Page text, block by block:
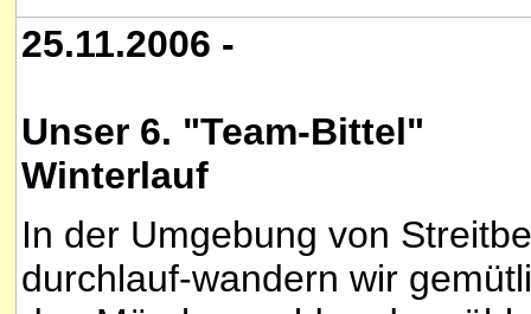
25.11.2006 -
Unser 6. "Team-Bittel"
Winterlauf
In der Umgebung von
durchlauf-wandern wir